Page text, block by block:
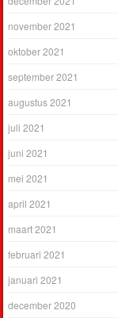
november 2021
oktober 2021
september 2021
augustus 2021
juli 2021
juni 2021
mei 2021
april 2021
maart 2021
februari 2021
januari 2021
december 2020